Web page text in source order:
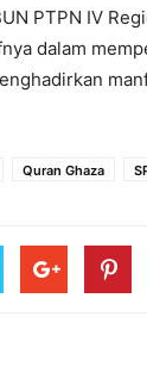
PTPN IV
dalam
Quran Ghaza